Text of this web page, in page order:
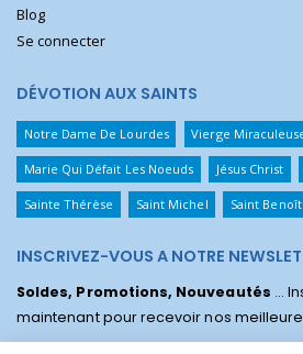
Blog
Se connecter
DÉVOTION AUX SAINTS
Notre Dame De Lourdes Vierge
Marie Qui Défait Les Noeuds Jésus Christ
Sainte Thérèse Saint Michel Saint Benoît
INSCRIVEZ-VOUS A NOTRE
Soldes, Promotions, Nouveautés ...
maintenant pour recevoir nos